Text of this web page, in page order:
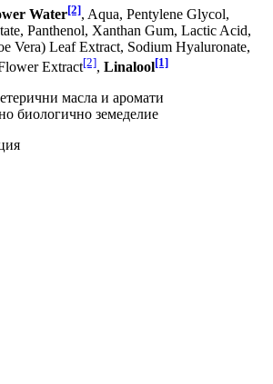
Water[2], Aqua, Pentylene Glycol,
Panthenol, Xanthan Gum, Lactic Acid,
Vera) Leaf Extract, Sodium Hyaluronate,
Extract[2], Linalool[1]
масла и аромати
биологично земеделие